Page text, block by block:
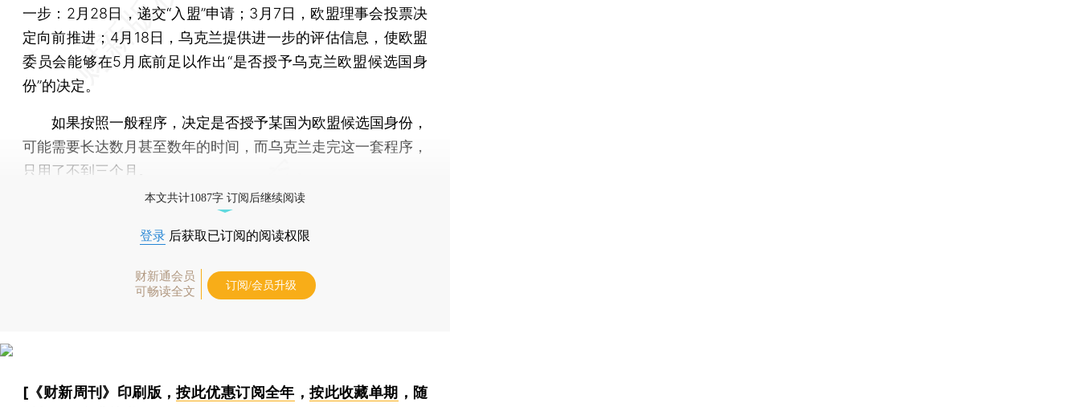
一步：2月28日，递交“入盟”申请；3月7日，欧盟理事会投票决
定向前推进；4月18日，乌克兰提供进一步的评估信息，使欧盟
委员会能够在5月底前足以作出“是否授予乌克兰欧盟候选国身
份”的决定。
如果按照一般程序，决定是否授予某国为欧盟候选国身份，
可能需要长达数月甚至数年的时间，而乌克兰走完这一套程序，
只用了不到三个月。
本文共计1087字 订阅后继续阅读
登录 后获取已订阅的阅读权限
财新通会员
可畅读全文
订阅/会员升级
[《财新周刊》印刷版，按此优惠订阅全年 ，按此收藏单期 ，随